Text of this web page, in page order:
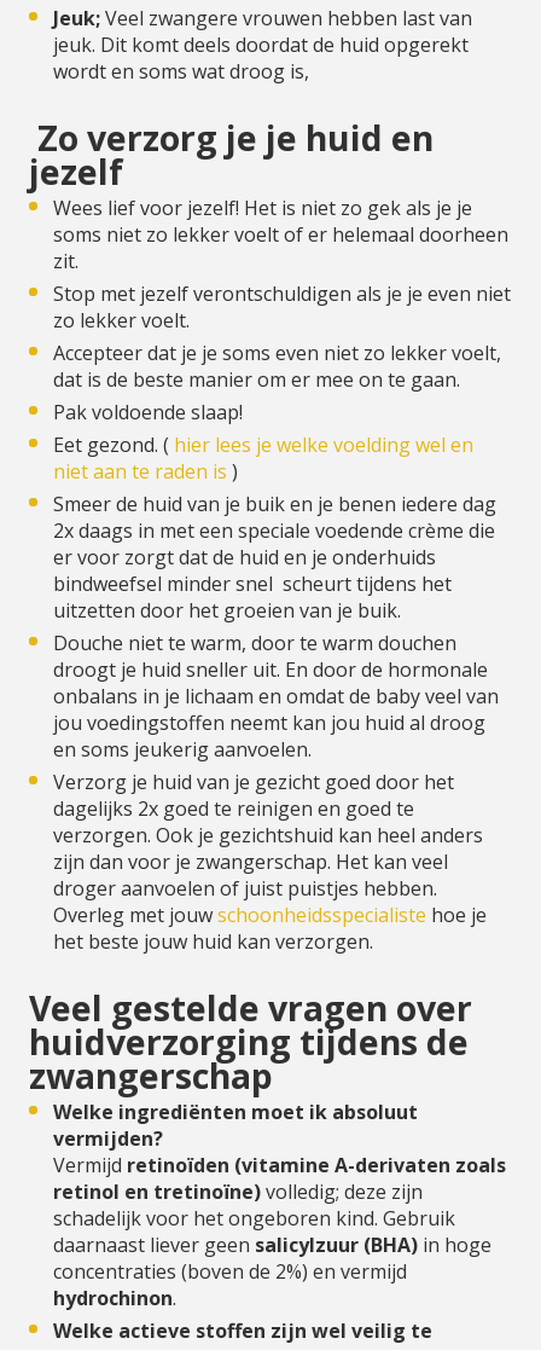
Jeuk;Veel zwangere vrouwen hebben last van
jeuk. Dit komt deels doordat de huid opgerekt
wordt en soms wat droog is,
Zo verzorg je je huid en
jezelf
Wees lief voor jezelf! Het is niet zo gek als je je
soms niet zo lekker voelt of er helemaal doorheen
zit.
Stop met jezelf verontschuldigen als je je even niet
zo lekker voelt.
Accepteer dat je je soms even niet zo lekker voelt,
dat is de beste manier om er mee on te gaan.
Pak voldoende slaap!
Eet gezond. ( hier lees je welke voelding wel en
niet aan te raden is )
Smeer de huid van je buik en je benen iedere dag
2x daags in met een speciale voedende crème die
er voor zorgt dat de huid en je onderhuids
bindweefsel minder snel scheurt tijdens het
uitzetten door het groeien van je buik.
Douche niet te warm, door te warm douchen
droogt je huid sneller uit. En door de hormonale
onbalans in je lichaam en omdat de baby veel van
jou voedingstoffen neemt kan jou huid al droog
en soms jeukerig aanvoelen.
Verzorg je huid van je gezicht goed door het
dagelijks 2x goed te reinigen en goed te
verzorgen. Ook je gezichtshuid kan heel anders
zijn dan voor je zwangerschap. Het kan veel
droger aanvoelen of juist puistjes hebben.
Overleg met jouwschoonheidsspecialiste hoe je
het beste jouw huid kan verzorgen.
Veel gestelde vragen over
huidverzorging tijdens de
zwangerschap
Welke ingrediënten moet ik absoluut
vermijden?
Vermijd retinoïden (vitamine A-derivaten zoals
retinol en tretinoïne)volledig; deze zijn
schadelijk voor het ongeboren kind. Gebruik
daarnaast liever geen salicylzuur (BHA) in hoge
concentraties (boven de 2%) en vermijd
hydrochinon.
Welke actieve stoffen zijn wel veilig te